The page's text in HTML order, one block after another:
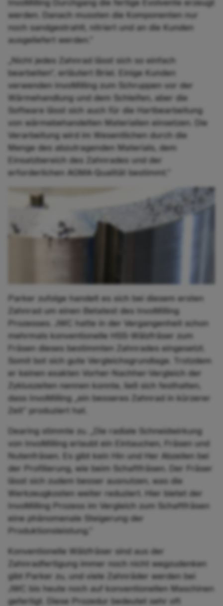
InvoMilling Durchgang die fertige Evolvente erzeugt
werden. Danach mussten die Komponenten nur
noch sandgestrahlt, nitriert und an die Kunden
ausgeliefert werden.”
„Nicht jedes Zahnrad lässt sich so einfach
bearbeiten", erläutert Briel. Einige Kunden
verwenden InvoMilling zum Schruppen vor der
Wärmehandlung und dem Schleifen, aber die
Software lässt sich auch für die Hartbearbeitung
von wärmebehandelten Materialien einsetzen. Die
Verarbeitung wird im Wesentlichen durch die
Menge des abzutragenden Materials, dem
Einsatzbereich des Zahnrades und der
erforderlichen AGMA-Qualität bestimmt.”
Parker zufolge handelt es sich bei diesem ersten
Zahnrad um einen Betatest des InvoMilling
Prozesses. JWC hatte in der Vergangenheit schon
mehrmals konventionelle HSS-Wälzfräser zum
Fräsen dieses bestimmten Zahnrades eingesetzt.
Somit bot sich gute Vergleichsgrundlage. Trotzdem
er keinen exakten Vorher-Nachher-Vergleich der
Zykluszeiten nennen konnte, ließ sich festhalten,
dass InvoMilling „ein besseres Zahnrad in kürzerer
Zeit" produziert hat.
Dearing stimmte zu. „Die radiale Schneidwirkung
von InvoMilling erlaubt ein Eintauchen, Fräsen und
Nutenfräsen. Es gibt kein Hin und Her Abzeilen bei
der Profilierung, wie beim Schaftfräsen. Der Fräser
lässt sich zudem besser ausnutzen, was die
Werkzeugkosten weiter reduziert. Hier bietet der
InvoMilling Prozess im Vergleich zum Schaftfräsen
eine phänomenale Steigerung der
Produktionsleistung.”
Konventionelle Wälzfräser sind aus der
Zahnradfertigung immer noch nicht wegzudenken
gibt Parker zu, und viele Zahnräder werden bei
JWC bis heute noch auf konventionellen Maschinen
gefertigt. Diese Prozedur bedeutet sehr oft